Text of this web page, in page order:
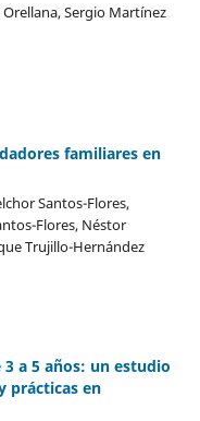
Sergio Martínez
familiares en
Santos-Flores,
Flores, Néstor
Trujillo-Hernández
a 5 años: un estudio
prácticas en